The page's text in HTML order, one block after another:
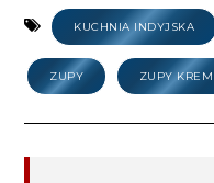
KUCHNIA INDYJSKA
ZUPY ZUPY KREM